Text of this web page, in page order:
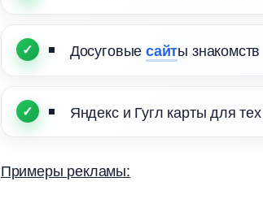
Досуговыесайты знакомст
Яндекс и Гугл карты для
Примеры рекламы: